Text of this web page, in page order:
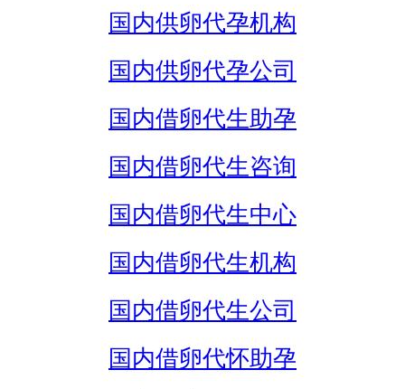
国内供卵代孕机构
国内供卵代孕公司
国内借卵代生助孕
国内借卵代生咨询
国内借卵代生中心
国内借卵代生机构
国内借卵代生公司
国内借卵代怀助孕